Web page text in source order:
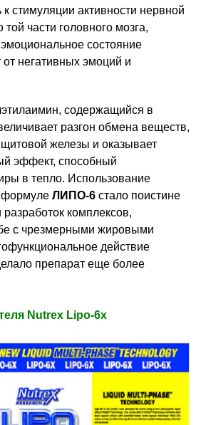
к стимуляции активности нервной
части головного мозга,
эмоциональное состояние
от негативных эмоций и
содержащийся в
разгон обмена веществ,
железы и оказывает
эффект, способный
в тепло. Использование
формуле ЛИПО-6 стало поистине
комплексов,
с чрезмерными жировыми
действие
препарат еще более
Nutrex Lipo-6x